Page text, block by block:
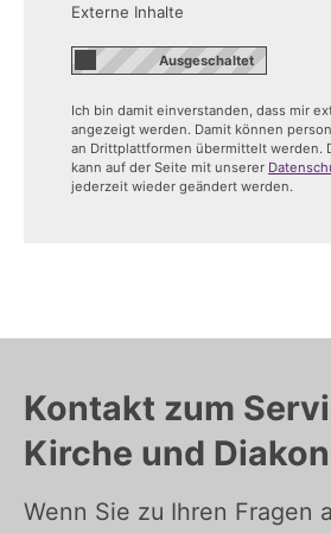
Externe Inhalte
Ich bin damit einverstanden, dass mir
angezeigt werden. Damit können
an Drittplattformen übermittelt werden.
kann auf der Seite mit unserer
jederzeit wieder geändert werden.
Kontakt zum
Kirche und
Wenn Sie zu Ihren Fragen